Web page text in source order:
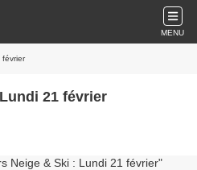
MENU
février
21 février